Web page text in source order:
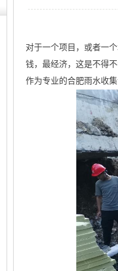
对于一个项目，或者一
钱，最经济，这是不得不
作为专业的合肥雨水收